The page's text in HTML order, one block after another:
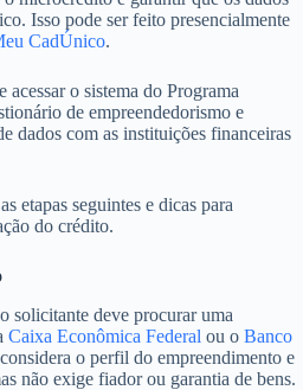
Isso pode ser feito presencialmente
CadÚnico.
acessar o sistema do Programa
de empreendedorismo e
dados com as instituições financeiras
etapas seguintes e dicas para
do crédito.
solicitante deve procurar uma
Caixa Econômica Federal ou o Banco
o perfil do empreendimento e
não exige fiador ou garantia de bens.